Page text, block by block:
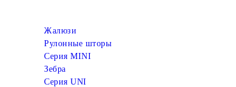
Жалюзи
Рулонные шторы
Серия MINI
Зебра
Серия UNI